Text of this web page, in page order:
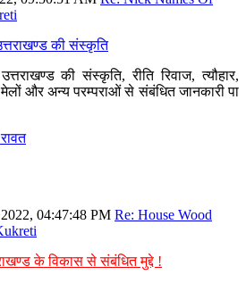
की संस्कृति
की संस्कृति, रीति रिवाज, त्यौहार,
और अन्य परम्पराओं से संबंधित जानकारी पा
04:47:48 PM Re: House Wood
के विकास से संबंधित मुद्दे !